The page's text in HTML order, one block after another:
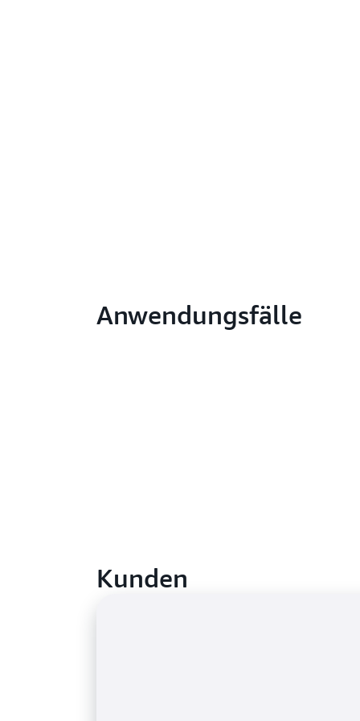
Anwendungsfälle
Kunden